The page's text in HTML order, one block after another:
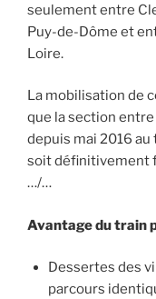
seulement entre
Puy-de-Dôme et
Loire.
La mobilisation de
que la section entre
depuis mai 2016 au
soit définitivement
…/…
Avantage du train
Dessertes des
parcours